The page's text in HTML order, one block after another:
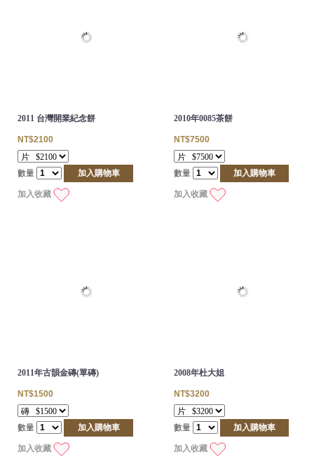
2011 台灣開業紀念餅
NT$2100
數量 加入購物車
加入收藏
2010年0085茶餅
NT$7500
數量 加入購物車
加入收藏
2011年古韻金磚(單磚)
NT$1500
數量 加入購物車
加入收藏
2008年杜大姐
NT$3200
數量 加入購物車
加入收藏